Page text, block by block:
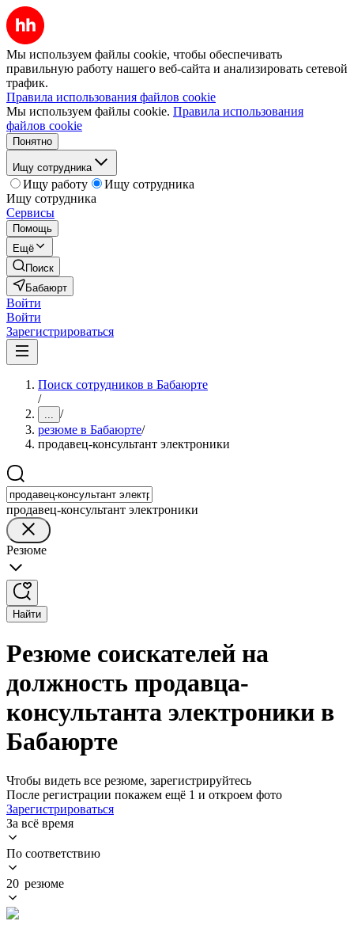
Мы используем файлы cookie, чтобы обеспечивать
правильную работу нашего веб-сайта и анализировать сетевой
трафик.
Правила использования файлов cookie
Мы используем файлы cookie. Правила использования
файлов cookie
Понятно
Ищу сотрудника
Ищу работу
Ищу сотрудника
Ищу сотрудника
Сервисы
Помощь
Ещё
Поиск
Бабаюрт
Войти
Войти
Зарегистрироваться
Поиск сотрудников в Бабаюрте
/
... /
резюме в Бабаюрте/
продавец-консультант электроники
продавец-консультант электроники
Резюме
Найти
Резюме соискателей на
должность продавца-
консультанта электроники в
Бабаюрте
Чтобы видеть все резюме, зарегистрируйтесь
После регистрации покажем ещё 1 и откроем фото
Зарегистрироваться
За всё время
По соответствию
20 резюме